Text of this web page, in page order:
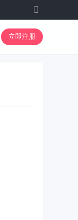
切
换
到
宽
立即注册